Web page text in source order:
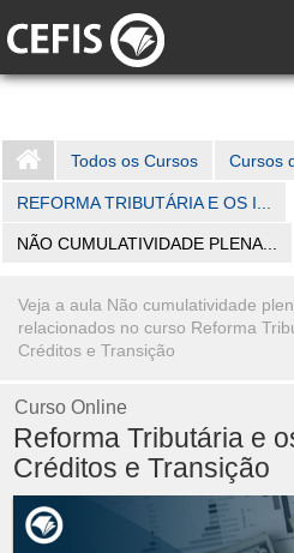
Todos os Cursos Cursos
REFORMA TRIBUTÁRIA E OS I...
NÃO CUMULATIVIDADE PLENA...
Veja a aula Não cumulatividade
relacionados no curso Reforma
Créditos e Transição
Curso Online
Reforma Tributária e
Créditos e Transição